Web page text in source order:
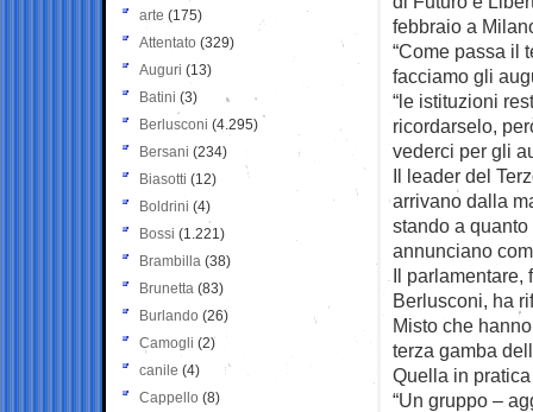
febbraio a
“Come passa il
facciamo gli
“le istituzioni
ricordarselo,
vederci per gli
Il leader del
arrivano dalla
stando a
annunciano
Il parlamentare,
Berlusconi, ha
Misto che
terza gamba
Quella in
“Un gruppo –
arte (175)
Attentato (329)
Auguri (13)
Batini (3)
Berlusconi (4.295)
Bersani (234)
Biasotti (12)
Boldrini (4)
Bossi (1.221)
Brambilla (38)
Brunetta (83)
Burlando (26)
Camogli (2)
canile (4)
Cappello (8)